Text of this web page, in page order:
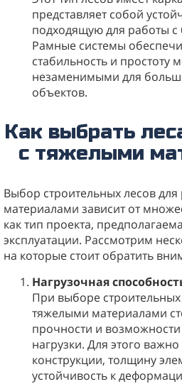
представляет собой
подходящую для работы
Рамные системы
стабильность и простоту
незаменимыми для
объектов.
Как выбрать
с тяжелыми
Выбор строительных лесов
материалами зависит от
как тип проекта,
эксплуатации. Рассмотрим
на которые стоит обратить
Нагрузочная
При выборе
тяжелыми материалами
прочности и
нагрузки. Для этого
конструкции, толщину
устойчивость к